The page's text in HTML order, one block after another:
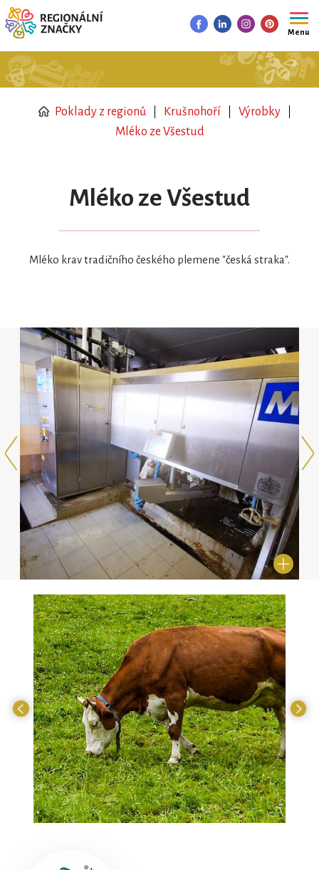
Menu
Poklady z regionů Krušnohoří
Výrobky
Mléko ze Všestud
Mléko ze Všestud
Mléko krav tradičního českého plemene "česká straka".